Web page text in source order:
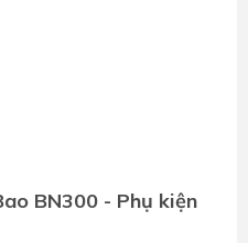
BN300 - Phụ kiện